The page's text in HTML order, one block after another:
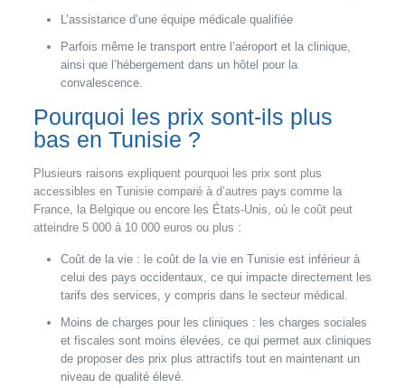
L’assistance d’une équipe médicale qualifiée
Parfois même le transport entre l’aéroport et la clinique,
ainsi que l’hébergement dans un hôtel pour la
convalescence.
Pourquoi les prix sont-ils plus
bas en Tunisie ?
Plusieurs raisons expliquent pourquoi les prix sont plus
accessibles en Tunisie comparé à d’autres pays comme la
France, la Belgique ou encore les États-Unis, où le coût peut
atteindre 5 000 à 10 000 euros ou plus :
Coût de la vie : le coût de la vie en Tunisie est inférieur à
celui des pays occidentaux, ce qui impacte directement les
tarifs des services, y compris dans le secteur médical.
Moins de charges pour les cliniques : les charges sociales
et fiscales sont moins élevées, ce qui permet aux cliniques
de proposer des prix plus attractifs tout en maintenant un
niveau de qualité élevé.